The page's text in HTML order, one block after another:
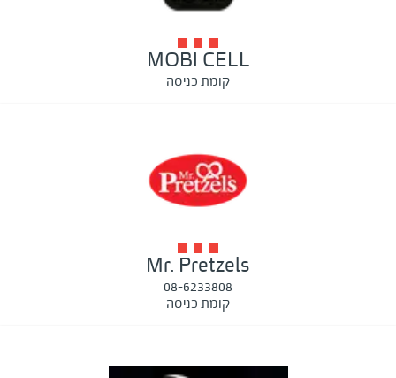
MOBI CELL
קומת כניסה
Mr. Pretzels
08-6233808
קומת כניסה